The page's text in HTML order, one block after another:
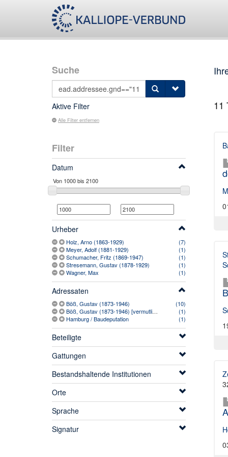
Suche
Aktive Filter
Alle Filter entfernen
Filter
Datum
Urheber
Holz, Arno (1863-1929)
(7)
Meyer, Adolf (1881-1929)
(1)
Schumacher, Fritz (1869-1947)
(1)
Stresemann, Gustav (1878-1929)
(1)
Wagner, Max
(1)
Adressaten
Böß, Gustav (1873-1946)
(10)
Böß, Gustav (1873-1946) [vermutlich]
(1)
Hamburg / Baudeputation
(1)
Beteiligte
Gattungen
Bestandshaltende Institutionen
Orte
Sprache
Signatur
11